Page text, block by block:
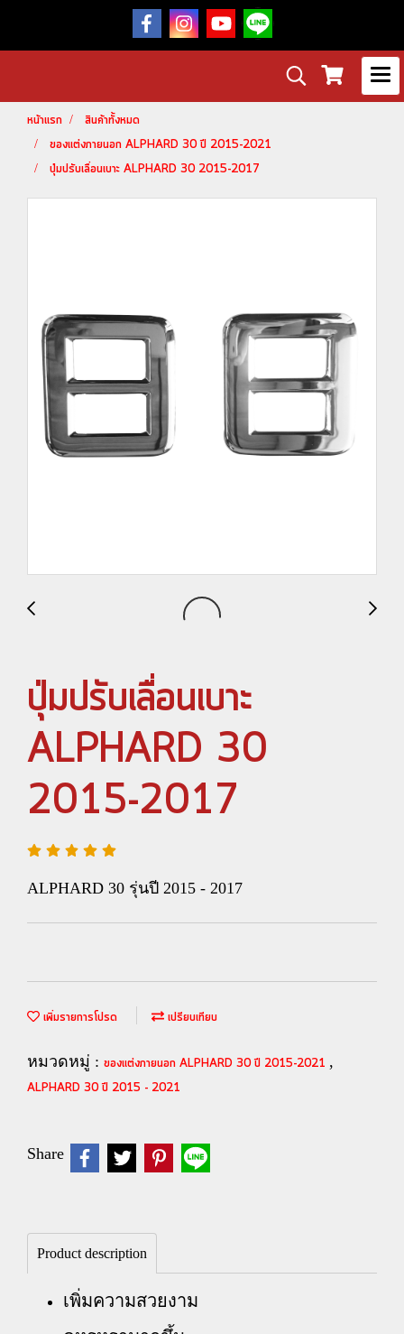
หน้าแรก
สินค้าทั้งหมด
ของแต่งภายนอก ALPHARD 30 ปี 2015-2021
ปุ่มปรับเลื่อนเบาะ ALPHARD 30 2015-2017
ปุ่มปรับเลื่อนเบาะ
ALPHARD 30
2015-2017
ALPHARD 30 รุ่นปี 2015 - 2017
เพิ่มรายการโปรด เปรียบเทียบ
หมวดหมู่ : ของแต่งภายนอก ALPHARD 30 ปี 2015-2021 ,
ALPHARD 30 ปี 2015 - 2021
Share
Product description
เพิ่มความสวยงาม